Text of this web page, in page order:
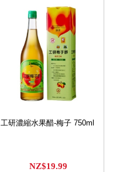
工研濃縮水果醋-梅子 750ml
NZ$19.99